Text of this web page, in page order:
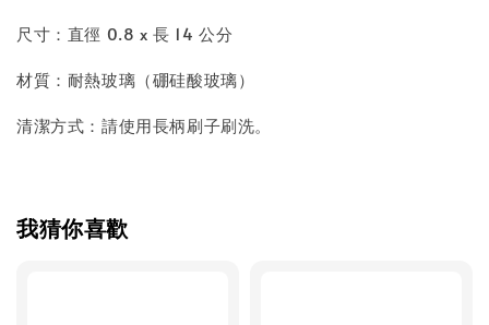
尺寸：直徑 0.8 x 長 14 公分
材質：耐熱玻璃（硼硅酸玻璃）
清潔方式：請使用長柄刷子刷洗。
我猜你喜歡